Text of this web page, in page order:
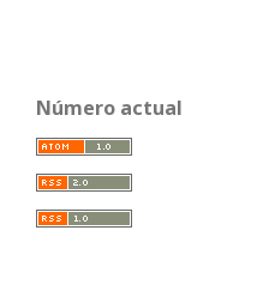
Número actual